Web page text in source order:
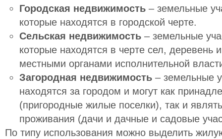
Городская недвижимость– земельные
которые находятся в городской черте.
Сельская недвижимость– земельные
которые находятся в черте сел, деревень
местными органами исполнительной
Загородная недвижимость– земельные
находятся за городом и могут как
(пригородные жилые поселки), так и
проживания (дачи и дачные и садовые
По типу использования можно выделить